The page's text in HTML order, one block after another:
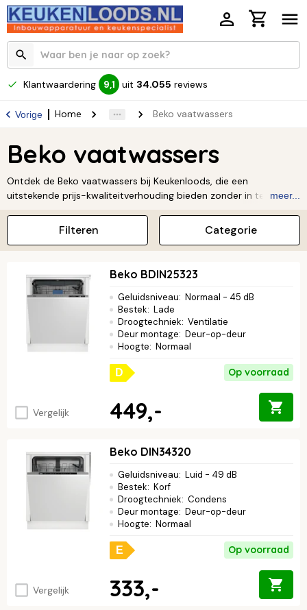
Klantwaardering 9,1 uit 34.055 reviews
Vorige Home Beko vaatwassers
Beko vaatwassers
Ontdek de Beko vaatwassers bij Keukenloods, die een
uitstekende prijs-kwaliteitverhouding bieden zonder in te leveren
technologieën die jouw dagelijks leven makkelijker maken, zoals
de AquaIntense-functie voor hardnekkig vuil en een
energiezuinige werking. Kies voor een betrouwbare en betaalbare
Beko vaatwasser en geniet van een perfect schone vaat met
optimaal gemak.
meer...
Categorie
Filteren
Vergelijk
Beko BDIN25323
Geluidsniveau: Normaal - 45 dB
Bestek: Lade
Droogtechniek: Ventilatie
Deur montage: Deur-op-deur
Hoogte: Normaal
D Op voorraad
449,-
Vergelijk
Beko DIN34320
Geluidsniveau: Luid - 49 dB
Bestek: Korf
Droogtechniek: Condens
Deur montage: Deur-op-deur
Hoogte: Normaal
E Op voorraad
333,-